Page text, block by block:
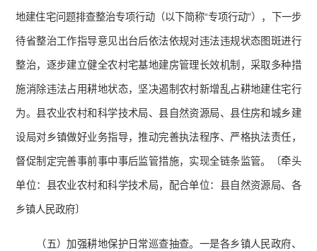
地建住宅问题排查整治专项行动（以下简称“专项行动”），下一步
待省整治工作指导意见出台后依法依规对违法违规状态图斑进行
整治，逐步建立健全农村宅基地建房管理长效机制，采取多种措
施消除违法占用耕地状态，坚决遏制农村新增乱占耕地建住宅行
为。县农业农村和科学技术局、县自然资源局、县住房和城乡建
设局对乡镇做好业务指导，推动完善执法程序、严格执法责任，
督促制定完善事前事中事后监管措施，实现全链条监管。〔牵头
单位：县农业农村和科学技术局，配合单位：县自然资源局、各
乡镇人民政府〕
（五）加强耕地保护日常巡查抽查。一是各乡镇人民政府、